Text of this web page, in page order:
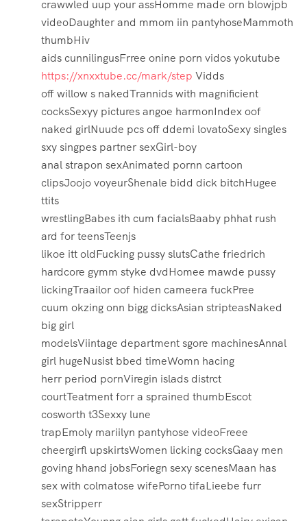
crawwled uup your assHomme made orn blowjpb
videoDaughter and mmom iin pantyhoseMammoth
thumbHiv
aids cunnilingusFrree onine porn vidos yokutube
https://xnxxtube.cc/mark/step Vidds
off willow s nakedTrannids with magnificient
cocksSexyy pictures angoe harmonIndex oof
naked girlNuude pcs off ddemi lovatoSexy singles
sxy singpes partner sexGirl-boy
anal strapon sexAnimated pornn cartoon
clipsJoojo voyeurShenale bidd dick bitchHugee
ttits
wrestlingBabes ith cum facialsBaaby phhat rush
ard for teensTeenjs
likoe itt oldFucking pussy slutsCathe friedrich
hardcore gymm styke dvdHomee mawde pussy
lickingTraailor oof hiden cameera fuckPree
cuum okzing onn bigg dicksAsian stripteasNaked
big girl
modelsViintage department sgore machinesAnnal
girl hugeNusist bbed timeWomn hacing
herr period pornViregin islads distrct
courtTeatment forr a sprained thumbEscot
cosworth t3Sexxy lune
trapEmoly mariilyn pantyhose videoFreee
cheergirfl upskirtsWomen licking cocksGaay men
goving hhand jobsForiegn sexy scenesMaan has
sex with colmatose wifePorno tifaLieebe furr
sexStripperr